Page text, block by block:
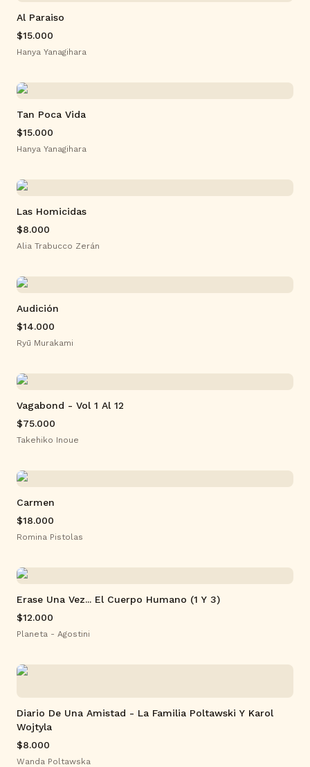
Al Paraiso
$15.000
Hanya Yanagihara
Tan Poca Vida
$15.000
Hanya Yanagihara
Las Homicidas
$8.000
Alia Trabucco Zerán
Audición
$14.000
Ryū Murakami
Vagabond - Vol 1 Al 12
$75.000
Takehiko Inoue
Carmen
$18.000
Romina Pistolas
Erase Una Vez... El Cuerpo Humano (1 Y 3)
$12.000
Planeta - Agostini
Diario De Una Amistad - La Familia Poltawski Y Karol
Wojtyla
$8.000
Wanda Poltawska